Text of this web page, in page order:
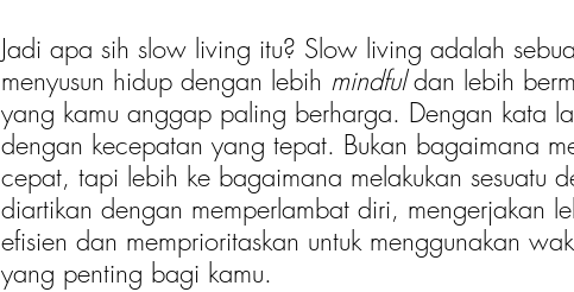
Jadi apa sih slow living itu? Slow living adalah
menyusun hidup dengan lebih mindful dan lebih
yang kamu anggap paling berharga. Dengan kata
dengan kecepatan yang tepat. Bukan bagaimana
cepat, tapi lebih ke bagaimana melakukan sesuatu
diartikan dengan memperlambat diri, mengerjakan
efisien dan memprioritaskan untuk menggunakan
yang penting bagi kamu.